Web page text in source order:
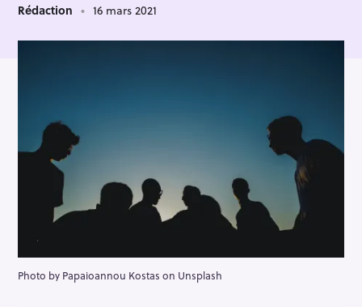
:
Rédaction 16 mars 2021
Photo by Papaioannou Kostas on Unsplash